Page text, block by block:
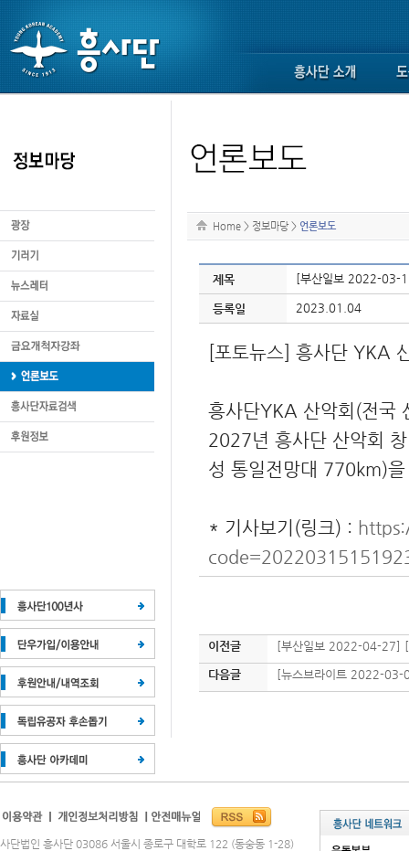
Home > 정보마당 > 언론보도
제목 [부산일보 2022-03-
등록일 2023.01.04
[포토뉴스] 흥사단 YKA
흥사단YKA 산악회(전국
2027년 흥사단 산악회
성 통일전망대 770km)
* 기사보기(링크) :
이전글 [부산일보 2022-04-27] [
다음글 [뉴스브라이트 2022-03-
사단법인 흥사단 03086 서울시 종로구 대학로 122 (동숭동 1-28)